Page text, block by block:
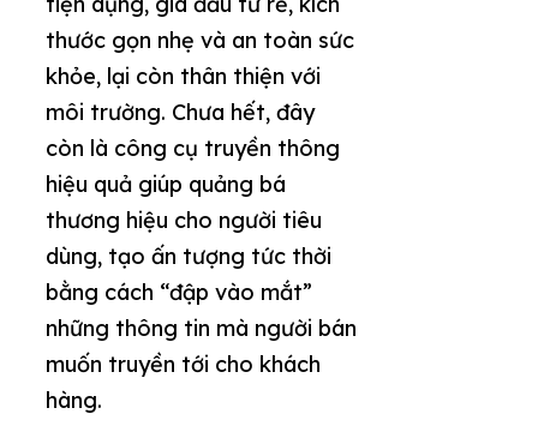
thước gọn nhẹ và an toàn sức
khỏe, lại còn thân thiện với
môi trường. Chưa hết, đây
còn là công cụ truyền thông
hiệu quả giúp quảng bá
thương hiệu cho người tiêu
dùng, tạo ấn tượng tức thời
bằng cách “đập vào mắt”
những thông tin mà người bán
muốn truyền tới cho khách
hàng.